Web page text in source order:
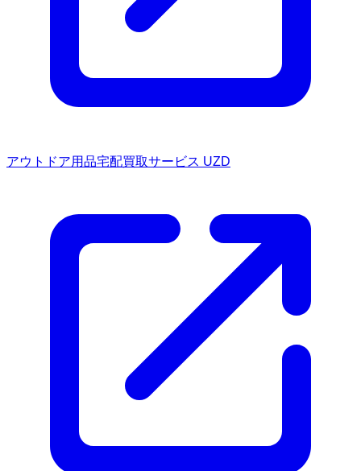
アウトドア用品宅配買取サービス UZD